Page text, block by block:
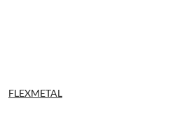
NAZWA
PRODUCENTA:
FLEXMETAL